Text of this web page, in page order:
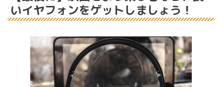
いイヤフォンをゲットしましょう！